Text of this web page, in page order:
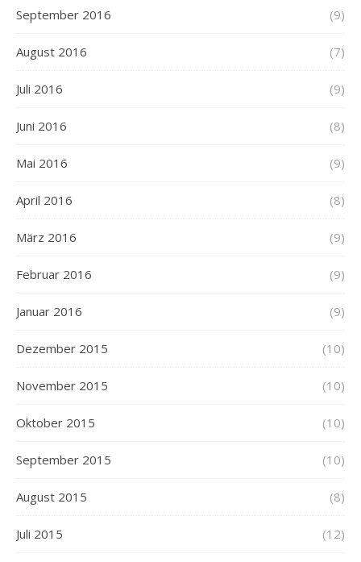
September 2016 (9)
August 2016 (7)
Juli 2016 (9)
Juni 2016 (8)
Mai 2016 (9)
April 2016 (8)
März 2016 (9)
Februar 2016 (9)
Januar 2016 (9)
Dezember 2015 (10)
November 2015 (10)
Oktober 2015 (10)
September 2015 (10)
August 2015 (8)
Juli 2015 (12)